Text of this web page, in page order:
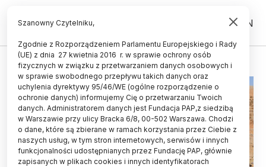
PL EN
JORDANIA
Szanowny Czytelniku,
Zgodnie z Rozporządzeniem Parlamentu Europejskiego i Rady
(UE) z dnia 27 kwietnia 2016 r. w sprawie ochrony osób
fizycznych w związku z przetwarzaniem danych osobowych i
w sprawie swobodnego przepływu takich danych oraz
uchylenia dyrektywy 95/46/WE (ogólne rozporządzenie o
ochronie danych) informujemy Cię o przetwarzaniu Twoich
danych. Administratorem danych jest Fundacja PAP,z siedzibą
w Warszawie przy ulicy Bracka 6/8, 00-502 Warszawa. Chodzi
o dane, które są zbierane w ramach korzystania przez Ciebie z
naszych usług, w tym stron internetowych, serwisów i innych
funkcjonalności udostępnianych przez Fundację PAP, głównie
zapisanych w plikach cookies i innych identyfikatorach